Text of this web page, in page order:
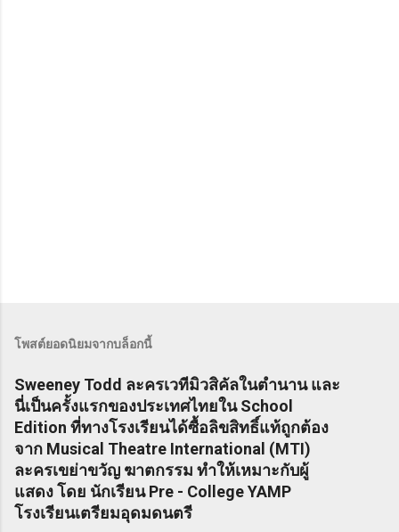
โพสต์ยอดนิยมจากบล็อกนี้
Sweeney Todd ละครเวทีมิวสิคัลในตำนาน และ
นี่เป็นครั้งแรกของประเทศไทยใน School
Edition ที่ทางโรงเรียนได้ซื้อลิขสิทธิ์แท้ถูกต้อง
จาก Musical Theatre International (MTI)
ละครเขย่าขวัญ ฆาตกรรม ทำให้เหมาะกับผู้
แสดง โดย นักเรียน Pre - College YAMP
โรงเรียนเตรียมอุดมดนตรี